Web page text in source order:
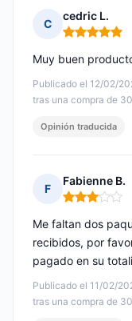
C
cedric L.
Nota: 5 de 5
Publicado el 12/02/
tras una compra de
Muy buen
Opinión traducida
F
Fabienne B.
Nota: 3 de 5
Publicado el 11/02/
tras una compra de
Me faltan dos
recibidos, por
pagado en su